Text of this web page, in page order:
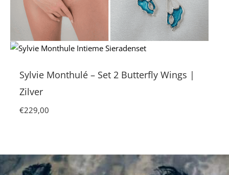
Sylvie Monthulé – Set 2 Butterfly Wings |
Zilver
€229,00